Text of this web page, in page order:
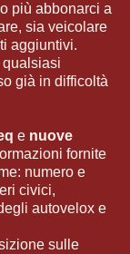
più abbonarci a
sia veicolare
aggiuntivi.
già in difficoltà
e nuove
fornite
numero e
civici,
autovelox e
sulle